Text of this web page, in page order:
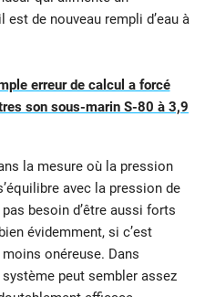
est de nouveau rempli d’eau à
erreur de calcul a forcé
son sous-marin S-80 à 3,9
la mesure où la pression
avec la pression de
pas besoin d’être aussi forts
évidemment, si c’est
onéreuse. Dans
système peut sembler assez